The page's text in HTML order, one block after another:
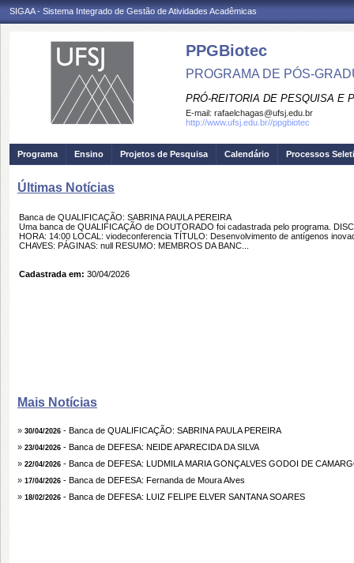
SIGAA - Sistema Integrado de Gestão de Atividades Acadêmicas
PPGBiotec
PROGRAMA DE PÓS-
PRÓ-REITORIA DE PESQUISA E
E-mail: rafaelchagas@ufsj.edu.br
http://www.ufsj.edu.br//ppgbiotec
Programa Ensino Projetos de Pesquisa Calendário Processos
Últimas Notícias
Banca de QUALIFICAÇÃO: SABRINA PAULA PEREIRA
Uma banca de QUALIFICAÇÃO de DOUTORADO foi cadastrada pelo programa.
HORA: 14:00 LOCAL: viodeconferencia TÍTULO: Desenvolvimento de antígenos
CHAVES: PÁGINAS: null RESUMO: MEMBROS DA BANC...
Cadastrada em: 30/04/2026
Mais Notícias
» 30/04/2026 - Banca de QUALIFICAÇÃO: SABRINA PAULA PEREIRA
» 23/04/2026 - Banca de DEFESA: NEIDE APARECIDA DA SILVA
» 22/04/2026 - Banca de DEFESA: LUDMILA MARIA GONÇALVES GODOI DE
» 17/04/2026 - Banca de DEFESA: Fernanda de Moura Alves
» 18/02/2026 - Banca de DEFESA: LUIZ FELIPE ELVER SANTANA SOARES